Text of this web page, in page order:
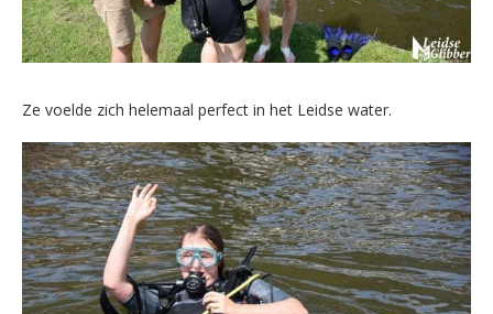
Ze voelde zich helemaal perfect in het Leidse water.